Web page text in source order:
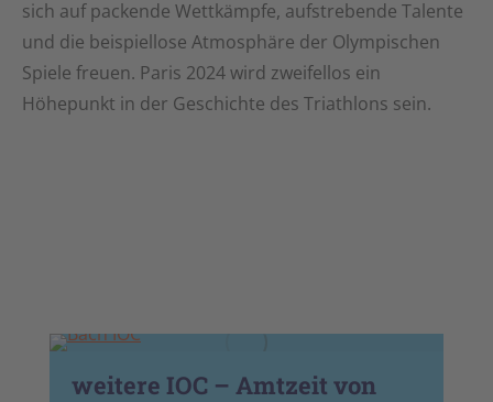
sich auf packende Wettkämpfe, aufstrebende Talente
und die beispiellose Atmosphäre der Olympischen
Spiele freuen. Paris 2024 wird zweifellos ein
Höhepunkt in der Geschichte des Triathlons sein.
weitere IOC – Amtzeit von